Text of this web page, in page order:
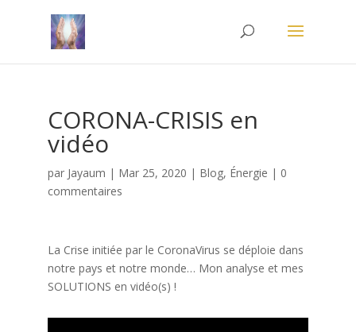
CORONA-CRISIS en
vidéo
par Jayaum | Mar 25, 2020 | Blog, Énergie | 0
commentaires
La Crise initiée par le CoronaVirus se déploie dans
notre pays et notre monde… Mon analyse et mes
SOLUTIONS en vidéo(s) !